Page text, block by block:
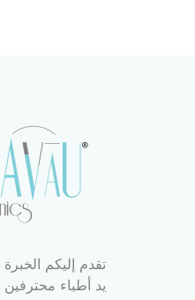
تقدم إليكم الخبرة
يد أطباء